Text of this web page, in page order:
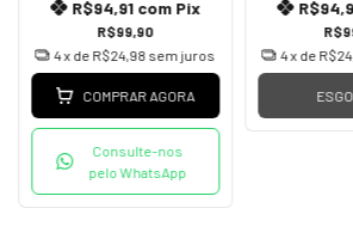
R$99,90
R$94,91 com Pix
4x de R$24,98 sem juros
COMPRAR AGORA
Consulte-nos
pelo WhatsApp
4x de